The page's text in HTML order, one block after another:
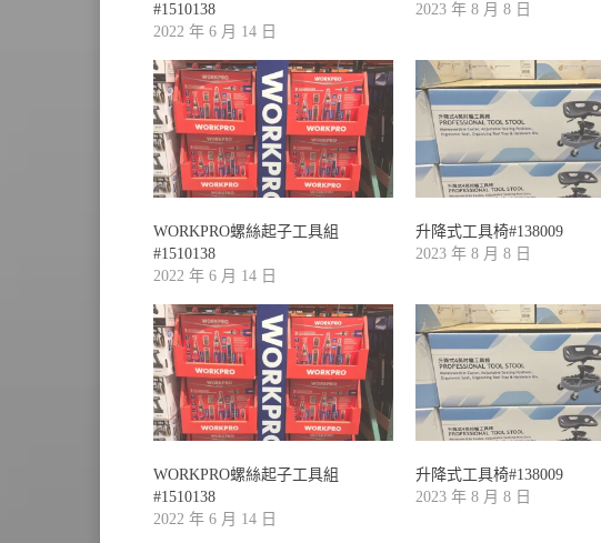
#1510138
2022 年 6 月 14 日
2023 年 8 月 8 日
WORKPRO螺絲起子工具組
#1510138
2022 年 6 月 14 日
升降式工具椅#138009
2023 年 8 月 8 日
WORKPRO螺絲起子工具組
#1510138
2022 年 6 月 14 日
升降式工具椅#138009
2023 年 8 月 8 日